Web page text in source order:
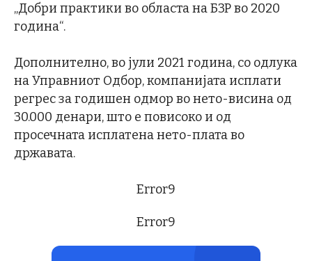
„Добри практики во областа на БЗР во 2020
година“.
Дополнително, во јули 2021 година, со одлука
на Управниот Одбор, компанијата исплати
регрес за годишен одмор во нето-висина од
30.000 денари, што е повисоко и од
просечната исплатена нето-плата во
државата.
Error9
Error9